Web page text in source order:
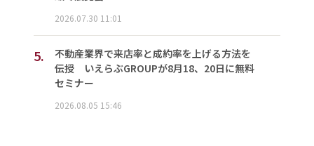
2026.07.30 11:01
5.
不動産業界で来店率と成約率を上げる方法を
伝授 いえらぶGROUPが8月18、20日に無料
セミナー
2026.08.05 15:46